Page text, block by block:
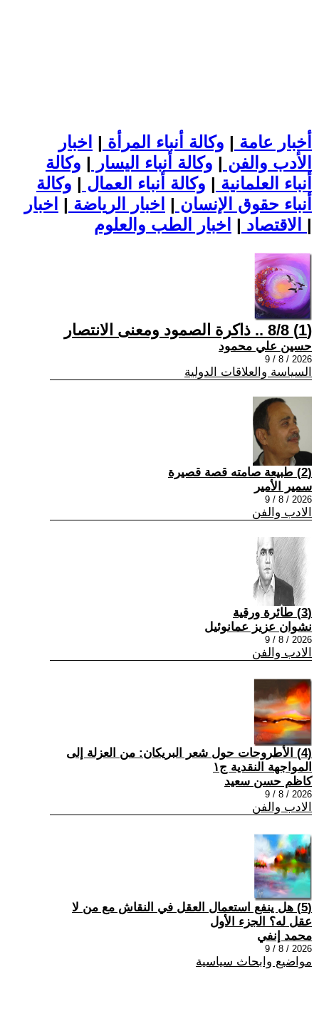
أخبار عامة | وكالة أنباء المرأة | اخبار
الأدب والفن | وكالة أنباء اليسار | وكالة
أنباء العلمانية | وكالة أنباء العمال | وكالة
أنباء حقوق الإنسان | اخبار الرياضة | اخبار
الاقتصاد | |
(1) 8/8 .. ذاكرة الصمود ومعنى الانتصار
حسين علي محمود
2026 / 8 / 9
السياسة والعلاقات الدولية
(2) طبيعة صامته قصة قصيرة
سمير الأمير
2026 / 8 / 9
الادب والفن
(3) طائرة ورقية
نشوان عزيز عمانوئيل
2026 / 8 / 9
الادب والفن
(4) الأطروحات حول شعر البريكان: من العزلة إلى
المواجهة النقدية ج١
كاظم حسن سعيد
2026 / 8 / 9
الادب والفن
(5) هل ينفع استعمال العقل في النقاش مع من لا
عقل له؟ الجزء الأول
محمد إنفي
2026 / 8 / 9
مواضيع وابحاث سياسية